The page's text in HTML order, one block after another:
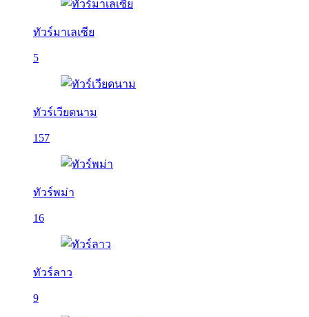
ทัวร์มาเลเซีย
5
ทัวร์เวียดนาม
157
ทัวร์พม่า
16
ทัวร์ลาว
9